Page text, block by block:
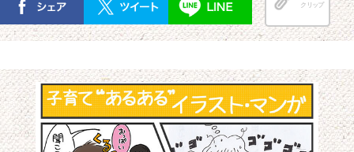
クリップ